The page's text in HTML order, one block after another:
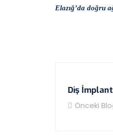
Elazığ’da doğru
Diş
Önceki